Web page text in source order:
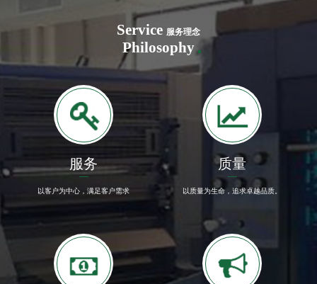
Service 服务理念
Philosophy
服务
以客户为中心，满足客户需求
质量
以质量为生命，追求卓越品质。